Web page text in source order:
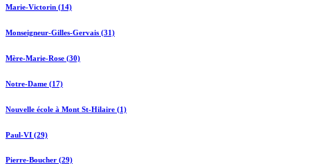
Marie-Victorin (14)
Monseigneur-Gilles-Gervais (31)
Mère-Marie-Rose (30)
Notre-Dame (17)
Nouvelle école à Mont St-Hilaire (1)
Paul-VI (29)
Pierre-Boucher (29)